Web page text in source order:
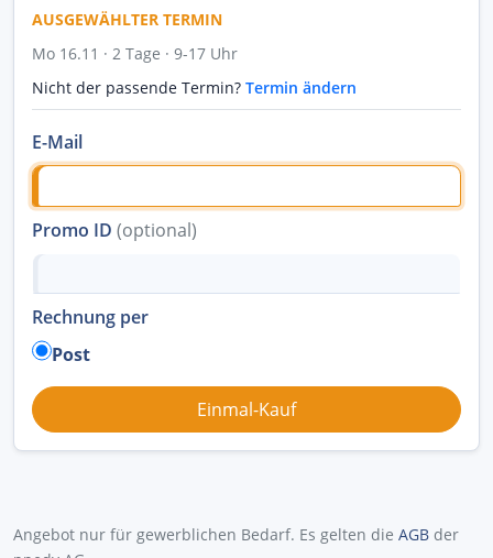
AUSGEWÄHLTER TERMIN
Mo 16.11 · 2 Tage · 9-17 Uhr
Nicht der passende Termin? Termin ändern
E-Mail
Promo ID (optional)
Rechnung per
Post
Angebot nur für gewerblichen Bedarf. Es gelten die AGB der